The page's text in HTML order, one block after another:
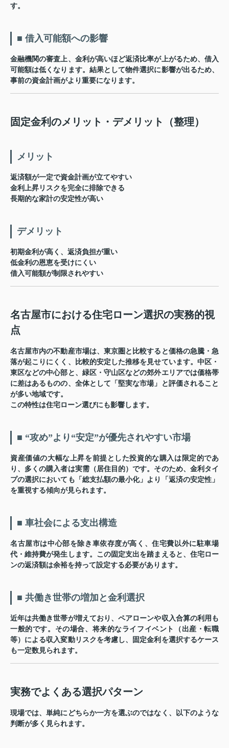
す。
■ 借入可能額への影響
金融機関の審査上、金利が高いほど返済比率が上がるため、借入
可能額は低くなります。結果として物件選択に影響が出るため、
事前の資金計画がより重要になります。
固定金利のメリット・デメリット（整理）
メリット
返済額が一定で資金計画が立てやすい
金利上昇リスクを完全に排除できる
長期的な家計の安定性が高い
デメリット
初期金利が高く、返済負担が重い
低金利の恩恵を受けにくい
借入可能額が制限されやすい
名古屋市における住宅ローン選択の実務的視
点
名古屋市内の不動産市場は、東京圏と比較すると価格の急騰・急
落が起こりにくく、比較的安定した推移を見せています。中区・
東区などの中心部と、緑区・守山区などの郊外エリアでは価格帯
に差はあるものの、全体として「堅実な市場」と評価されること
が多い地域です。
この特性は住宅ローン選びにも影響します。
■ “攻め”より“安定”が優先されやすい市場
資産価値の大幅な上昇を前提とした投資的な購入は限定的であ
り、多くの購入者は実需（居住目的）です。そのため、金利タイ
プの選択においても「総支払額の最小化」より「返済の安定性」
を重視する傾向が見られます。
■ 車社会による支出構造
名古屋市は中心部を除き車依存度が高く、住宅費以外に駐車場
代・維持費が発生します。この固定支出を踏まえると、住宅ロー
ンの返済額は余裕を持って設定する必要があります。
■ 共働き世帯の増加と金利選択
近年は共働き世帯が増えており、ペアローンや収入合算の利用も
一般的です。その場合、将来的なライフイベント（出産・転職
等）による収入変動リスクを考慮し、固定金利を選択するケース
も一定数見られます。
実務でよくある選択パターン
現場では、単純にどちらか一方を選ぶのではなく、以下のような
判断が多く見られます。